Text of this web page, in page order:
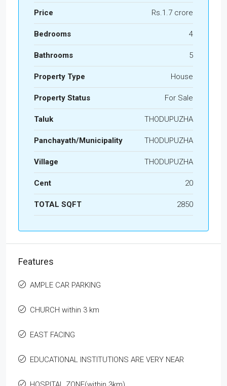
Price Rs.1.7 crore
Bedrooms 4
Bathrooms 5
Property Type House
Property Status For Sale
Taluk THODUPUZHA
Panchayath/Municipality THODUPUZHA
Village THODUPUZHA
Cent 20
TOTAL SQFT 2850
Features
AMPLE CAR PARKING
CHURCH within 3 km
EAST FACING
EDUCATIONAL INSTITUTIONS ARE VERY NEAR